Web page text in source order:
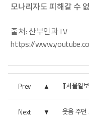
모나리자도 피해갈 수
출처: 산부인과TV
https://
Prev
Next